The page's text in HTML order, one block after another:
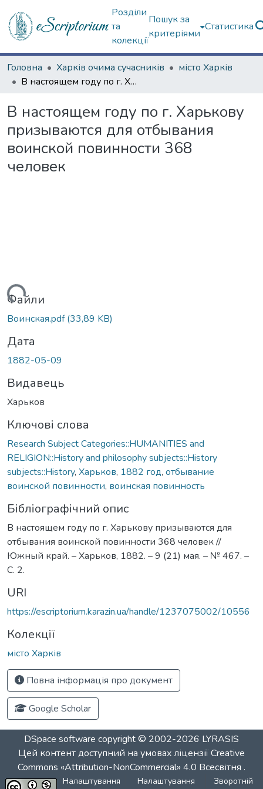
Розділи
та
колекції
Пошук за
критеріями
Статистика
Головна Харків очима сучасників
місто Харків
В настоящем году по г. Харькову призываются для отбывания воинской повинности 368 человек
В настоящем году по г. Харькову
призываются для отбывания
воинской повинности 368
человек
Файли
Воинская.pdf(33,89 KB)
Дата
1882-05-09
Видавець
Харьков
Ключові слова
Research Subject Categories::HUMANITIES and
RELIGION::History and philosophy subjects::History
subjects::History, Харьков, 1882 год, отбывание
воинской повинности, воинская повинность
Бібліографічний опис
В настоящем году по г. Харькову призываются для
отбывания воинской повинности 368 человек //
Южный край. – Харьков, 1882. – 9 (21) мая. – № 467. –
С. 2.
URI
https://escriptorium.karazin.ua/handle/1237075002/10556
Колекції
місто Харків
Повна інформація про документ
Google Scholar
DSpace software copyright © 2002-2026 LYRASIS
Цей контент доступний на умовах ліцензіїCreative
Commons «Attribution-NonCommercial» 4.0 Всесвітня .
Налаштування
Налаштування
Зворотній